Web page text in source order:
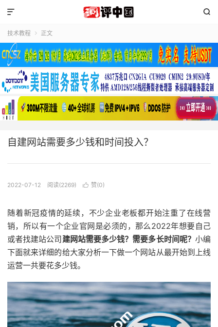


技术教程  正文
自建网站需要多少钱和时间投入？
2022-07-12 阅读(2269)  赞(0)
随着新冠疫情的延续，不少企业老板都开始注重了在线营
销，所以有一个企业官网是必须的，那么2022年想要自己
或者找建站公司 建网站需要多少钱？需要多长时间呢？ 小编
下面就来详细的给大家分析一下做一个网站从最开始到上线
运营一共要花多少钱。